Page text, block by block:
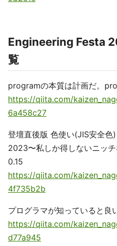
Engineering Festa
覧
programの本質は計画だ。
https://qiita.com/
6a458c27
登壇直後版 色使い(JIS安全
2023〜私しか得しないニッ
0.15
https://qiita.com/
4f735b2b
プログラマが知っていると良
https://qiita.com/
d77a945